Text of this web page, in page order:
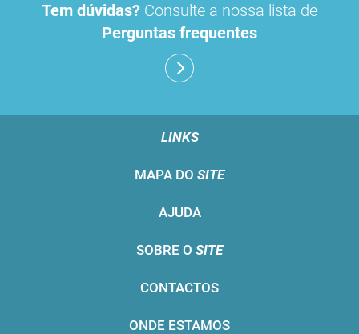
Tem dúvidas? Consulte a nossa lista de
Perguntas frequentes
LINKS
MAPA DO SITE
AJUDA
SOBRE O SITE
CONTACTOS
ONDE ESTAMOS